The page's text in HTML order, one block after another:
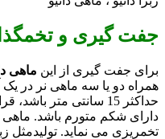
جفت گیری و
برای جفت گیری از این ماهی
همراه دو یا سه ماهی نر در یک
حداکثر 15 سانتی متر
دارای شکم متورم باشد.
تخمریزی می نماید. تولیدمثل